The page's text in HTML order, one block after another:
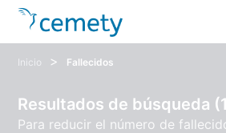
Inicio > Fallecidos
Resultados de búsqueda
Para reducir el número de